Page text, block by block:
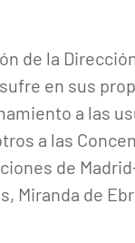
de la
en sus
a las
a las
de
Miranda de